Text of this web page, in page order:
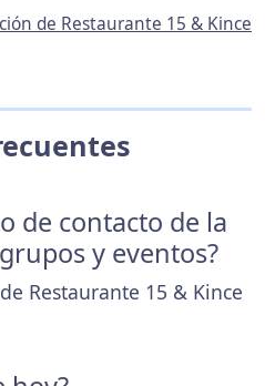
de Restaurante 15 & Kince
de contacto de la
y eventos?
Restaurante 15 & Kince